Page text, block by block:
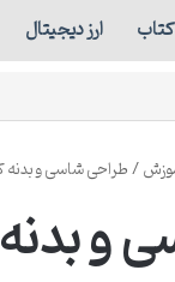
کتاب ارز دیجیتال
/طراحی شاسی و بدنه
بدنه